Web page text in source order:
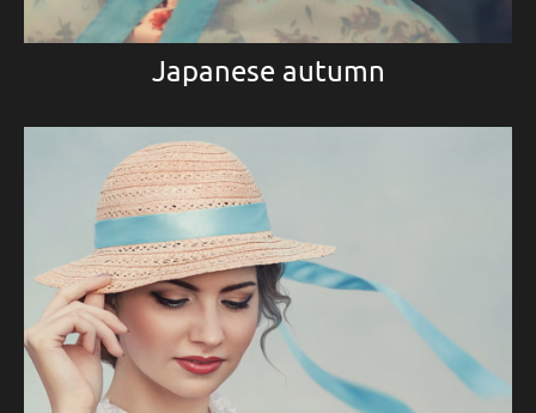
Japanese autumn